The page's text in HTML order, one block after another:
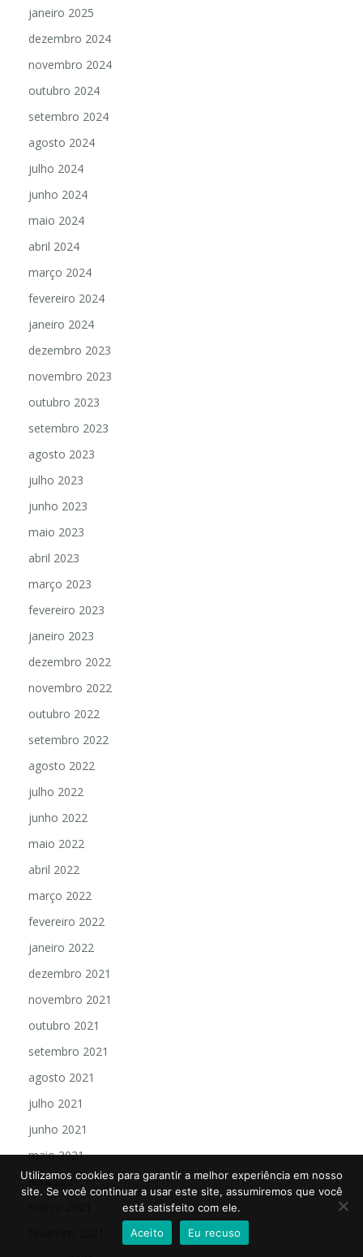
janeiro 2025
dezembro 2024
novembro 2024
outubro 2024
setembro 2024
agosto 2024
julho 2024
junho 2024
maio 2024
abril 2024
março 2024
fevereiro 2024
janeiro 2024
dezembro 2023
novembro 2023
outubro 2023
setembro 2023
agosto 2023
julho 2023
junho 2023
maio 2023
abril 2023
março 2023
fevereiro 2023
janeiro 2023
dezembro 2022
novembro 2022
outubro 2022
setembro 2022
agosto 2022
julho 2022
junho 2022
maio 2022
abril 2022
março 2022
fevereiro 2022
janeiro 2022
dezembro 2021
novembro 2021
outubro 2021
setembro 2021
agosto 2021
julho 2021
junho 2021
maio 2021
abril 2021
Utilizamos cookies para garantir a melhor experiência em nosso
site. Se você continuar a usar este site, assumiremos que você
está satisfeito com ele.
Aceito
Eu recuso